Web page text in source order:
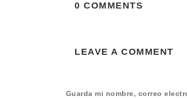
0 COMMENTS
LEAVE A COMMENT
Guarda mi nombre, correo